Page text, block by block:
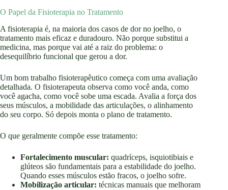
O Papel da Fisioterapia no Tratamento
A fisioterapia é, na maioria dos casos de dor no joelho, o
tratamento mais eficaz e duradouro. Não porque substitui a
medicina, mas porque vai até a raiz do problema: o
desequilíbrio funcional que gerou a dor.
Um bom trabalho fisioterapêutico começa com uma avaliação
detalhada. O fisioterapeuta observa como você anda, como
você agacha, como você sobe uma escada. Avalia a força dos
seus músculos, a mobilidade das articulações, o alinhamento
do seu corpo. Só depois monta o plano de tratamento.
O que geralmente compõe esse tratamento:
Fortalecimento muscular: quadríceps, isquiotibiais e
glúteos são fundamentais para a estabilidade do joelho.
Quando esses músculos estão fracos, o joelho sofre.
Mobilização articular: técnicas manuais que melhoram